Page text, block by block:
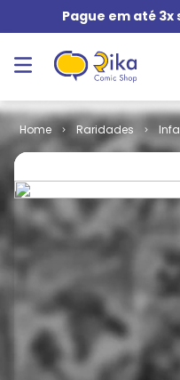
Pague em até 3x
Raridades